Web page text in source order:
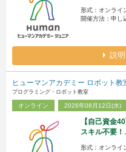
形式：オンライ
開催方法：申し
説
ヒューマンアカデミー ロボット教
プログラミング・ロボット教室
オンライン 2026年08月12日(水)
【自己資金
スキル不要
形式：オンライ